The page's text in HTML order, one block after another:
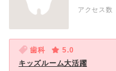
アクセス
歯科
5.0
キッズルーム大活躍